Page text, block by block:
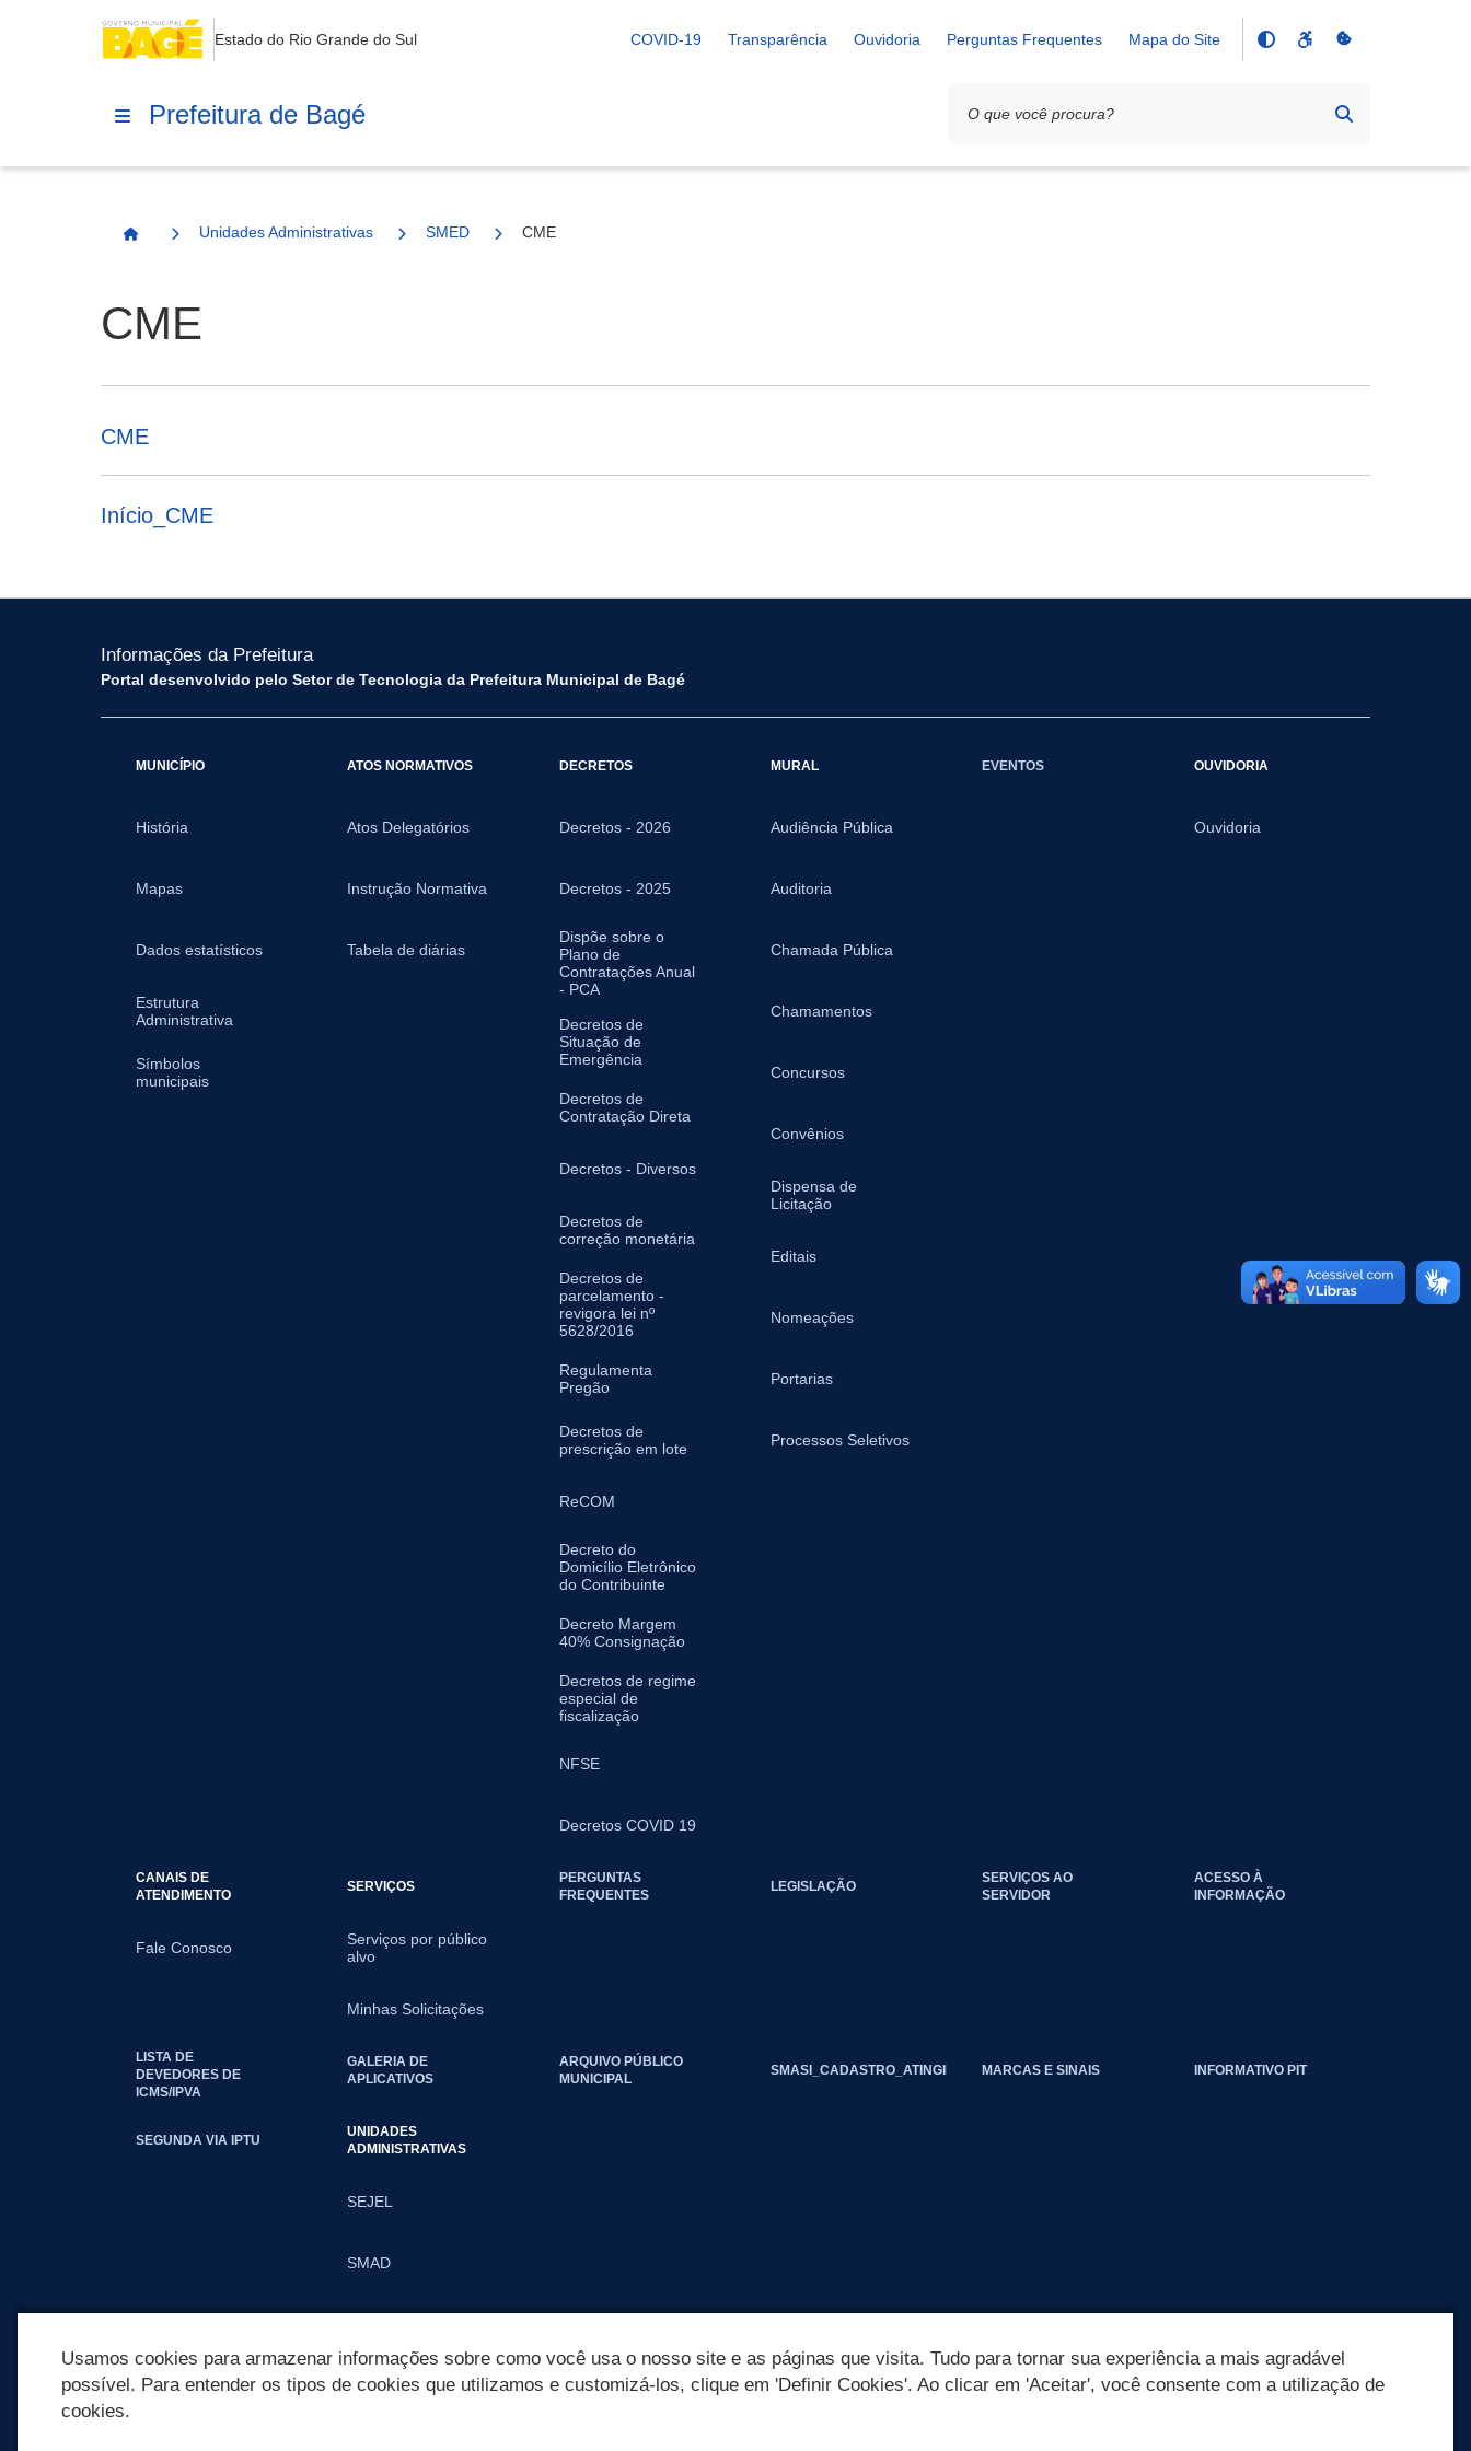
Estado do Rio Grande do Sul COVID-19 Transparência Ouvidoria Perguntas Frequentes Mapa do Site
Prefeitura de Bagé
Página Inicial
Unidades Administrativas SMED CME
CME
CME
Início_CME
Informações da Prefeitura
Portal desenvolvido pelo Setor de Tecnologia da Prefeitura Municipal de Bagé
MUNICÍPIO
História
Mapas
Dados estatísticos
Estrutura
Administrativa
Símbolos
municipais
ATOS NORMATIVOS
Atos Delegatórios
Instrução Normativa
Tabela de diárias
DECRETOS
Decretos - 2026
Decretos - 2025
Dispõe sobre o
Plano de
Contratações Anual
- PCA
Decretos de
Situação de
Emergência
Decretos de
Contratação Direta
Decretos - Diversos
Decretos de
correção monetária
Decretos de
parcelamento -
revigora lei nº
5628/2016
Regulamenta
Pregão
Decretos de
prescrição em lote
ReCOM
Decreto do
Domicílio Eletrônico
do Contribuinte
Decreto Margem
40% Consignação
Decretos de regime
especial de
fiscalização
NFSE
Decretos COVID 19
MURAL
Audiência Pública
Auditoria
Chamada Pública
Chamamentos
Concursos
Convênios
Dispensa de
Licitação
Editais
Nomeações
Portarias
Processos Seletivos
EVENTOS OUVIDORIA
Ouvidoria
CANAIS DE
ATENDIMENTO
Fale Conosco
SERVIÇOS
Serviços por público
alvo
Minhas Solicitações
PERGUNTAS
FREQUENTES
LEGISLAÇÃO
SERVIÇOS AO
SERVIDOR
ACESSO À
INFORMAÇÃO
LISTA DE
DEVEDORES DE
ICMS/IPVA
GALERIA DE
APLICATIVOS
ARQUIVO PÚBLICO
MUNICIPAL
SMASI_CADASTRO_ATINGIDOS_EVENTOS_CLIMATICOS
MARCAS E SINAIS INFORMATIVO PIT
SEGUNDA VIA IPTU
UNIDADES
ADMINISTRATIVAS
SEJEL
SMAD
Usamos cookies para armazenar informações sobre como você usa o nosso site e as páginas que visita. Tudo para tornar sua experiência a mais agradável
possível. Para entender os tipos de cookies que utilizamos e customizá-los, clique em 'Definir Cookies'. Ao clicar em 'Aceitar', você consente com a utilização de
cookies.